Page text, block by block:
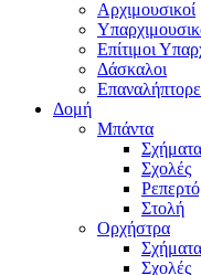
Aρχιμουσικοί
Επίτιμοι
Δάσκαλοι
Δομή
Μπάντα
Σχήματα
Σχολές
Στολή
Ορχήστρα
Σχήματα
Σχολές